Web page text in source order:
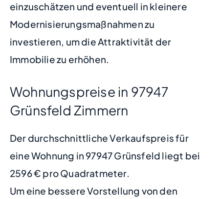
einzuschätzen und eventuell in kleinere
Modernisierungsmaßnahmen zu
investieren, um die Attraktivität der
Immobilie zu erhöhen.
Wohnungspreise in 97947
Grünsfeld Zimmern
Der durchschnittliche Verkaufspreis für
eine Wohnung in 97947 Grünsfeld liegt bei
2596 € pro Quadratmeter.
Um eine bessere Vorstellung von den